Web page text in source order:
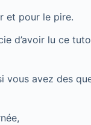
et pour le pire.
d’avoir lu ce
vous avez des